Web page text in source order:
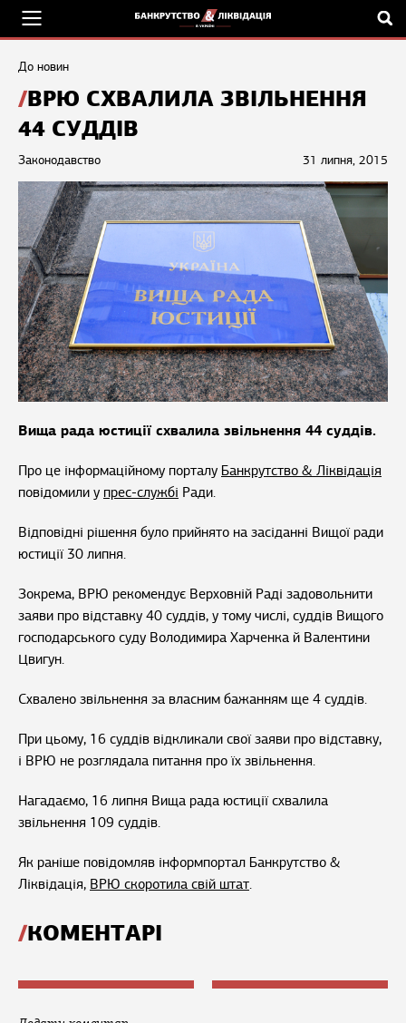
До новин
ВРЮ СХВАЛИЛА ЗВІЛЬНЕННЯ
44 СУДДІВ
31 липня, 2015
Законодавство
Вища рада юстиції схвалила звільнення 44 суддів.
Про це інформаційному порталу Банкрутство & Ліквідація
повідомили у прес-службі Ради.
Відповідні рішення було прийнято на засіданні Вищої ради
юстиції 30 липня.
Зокрема, ВРЮ рекомендує Верховній Раді задовольнити
заяви про відставку 40 суддів, у тому числі, суддів Вищого
господарського суду Володимира Харченка й Валентини
Цвигун.
Схвалено звільнення за власним бажанням ще 4 суддів.
При цьому, 16 суддів відкликали свої заяви про відставку,
і ВРЮ не розглядала питання про їх звільнення.
Нагадаємо, 16 липня Вища рада юстиції схвалила
звільнення 109 суддів.
Як раніше повідомляв інформпортал Банкрутство &
Ліквідація, ВРЮ скоротила свій штат.
КОМЕНТАРІ